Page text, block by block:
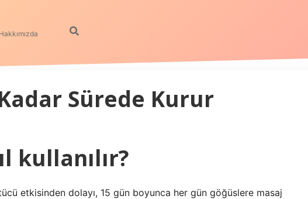
Hakkımızda
Sürede Kurur
kullanılır?
etkisinden dolayı, 15 gün boyunca her gün göğüslere masaj